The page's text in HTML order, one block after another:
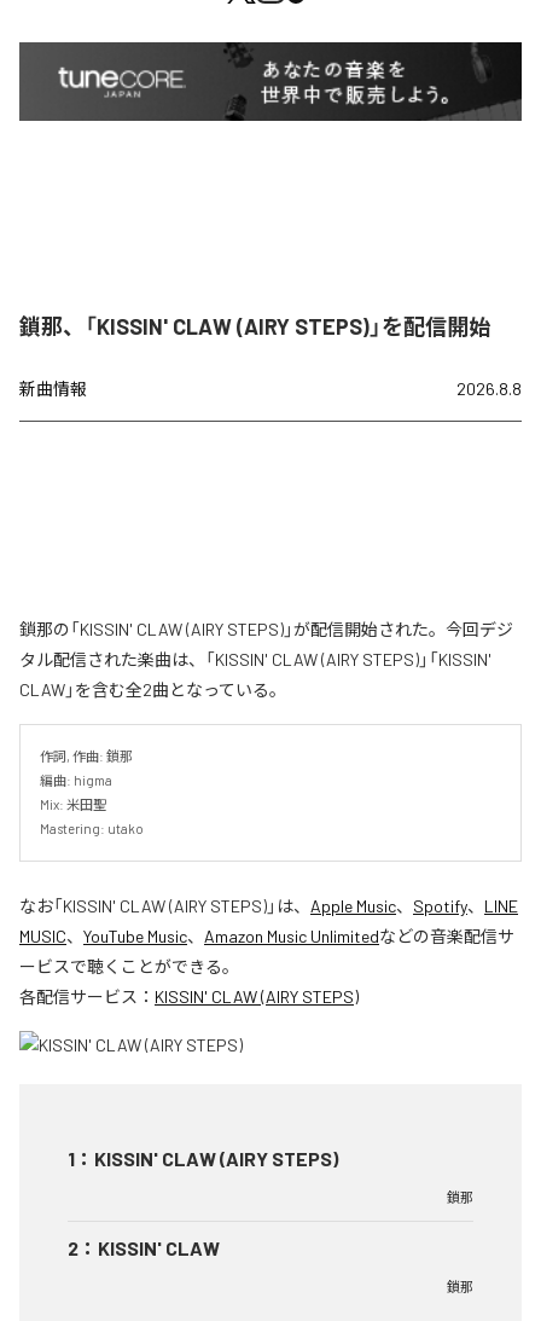
鎖那、「KISSIN' CLAW (AIRY STEPS)」を配信開始
新曲情報 2026.8.8
鎖那の「KISSIN' CLAW (AIRY STEPS)」が配信開始された。今回デジ
タル配信された楽曲は、「KISSIN' CLAW (AIRY STEPS)」「KISSIN'
CLAW」を含む全2曲となっている。
作詞, 作曲: 鎖那
編曲: higma
Mix: 米田聖
Mastering: utako
なお「KISSIN' CLAW (AIRY STEPS)」は、 Apple Music、 Spotify、 LINE
MUSIC、 YouTube Music、 Amazon Music Unlimitedなどの音楽配信サ
ービスで聴くことができる。
各配信サービス： KISSIN' CLAW (AIRY STEPS)
1 ： KISSIN' CLAW (AIRY STEPS)
鎖那
2 ： KISSIN' CLAW
鎖那